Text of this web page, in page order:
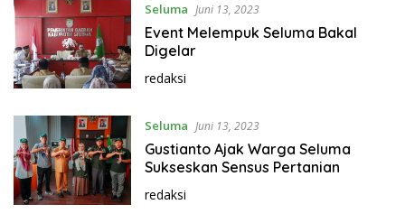
Seluma Juni 13, 2023
Event Melempuk Seluma Bakal
Digelar
redaksi
Seluma Juni 13, 2023
Gustianto Ajak Warga Seluma
Sukseskan Sensus Pertanian
redaksi